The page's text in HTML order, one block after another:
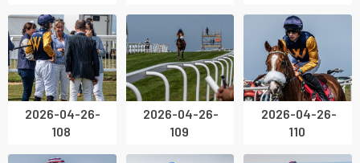
2026-04-26-
108
2026-04-26-
109
2026-04-26-
110